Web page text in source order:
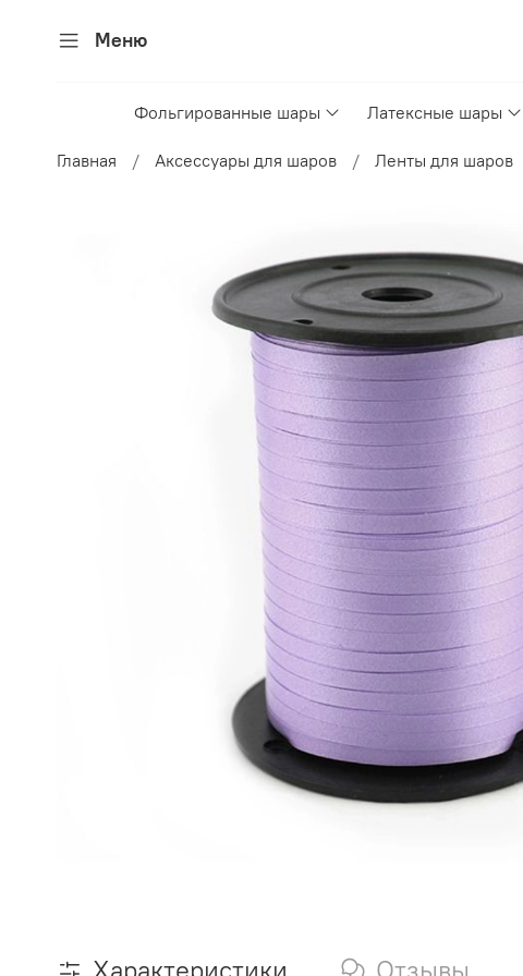
Меню
Фольгированные шары Латексные шары
Главная Аксессуары для шаров Ленты для шаров
Характеристики Отзывы